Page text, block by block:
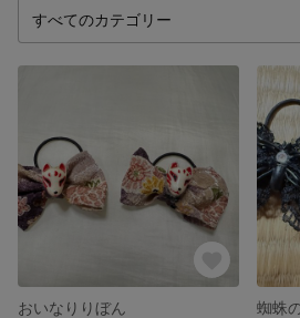
おいなりりぼん
蜘蛛